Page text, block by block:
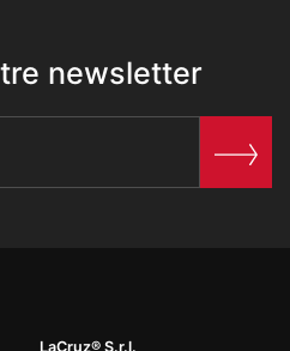
newsletter
LaCruz® S.r.l.